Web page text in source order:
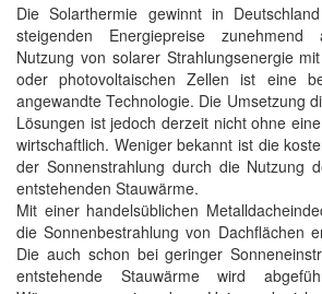
Die Solarthermie gewinnt in
steigenden Energiepreise
Nutzung von solarer Strahlungsenergie
oder photovoltaischen Zellen ist eine
angewandte Technologie. Die Umsetzung
Lösungen ist jedoch derzeit nicht ohne
wirtschaftlich. Weniger bekannt ist die
der Sonnenstrahlung durch die Nutzung
entstehenden Stauwärme.
Mit einer handelsüblichen
die Sonnenbestrahlung von Dachflächen
Die auch schon bei geringer
entstehende Stauwärme wird